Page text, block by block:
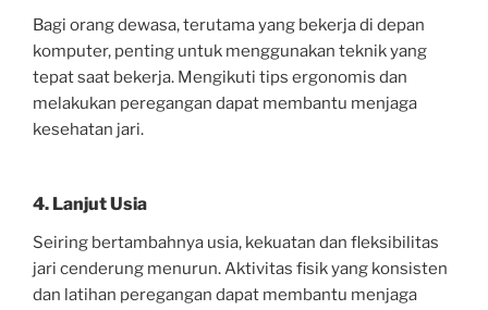
Bagi orang dewasa, terutama yang bekerja di depan
komputer, penting untuk menggunakan teknik yang
tepat saat bekerja. Mengikuti tips ergonomis dan
melakukan peregangan dapat membantu menjaga
kesehatan jari.
4. Lanjut Usia
Seiring bertambahnya usia, kekuatan dan fleksibilitas
jari cenderung menurun. Aktivitas fisik yang konsisten
dan latihan peregangan dapat membantu menjaga